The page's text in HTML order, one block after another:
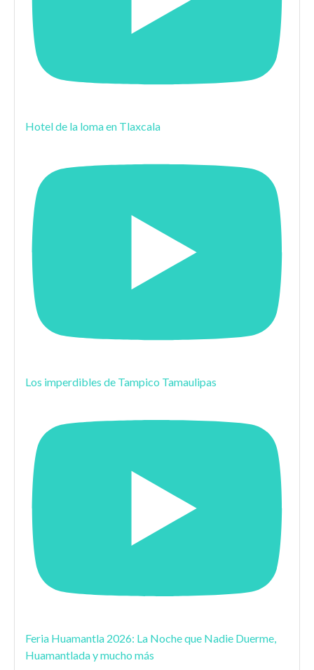
Hotel de la loma en Tlaxcala
Los imperdibles de Tampico Tamaulipas
Feria Huamantla 2026: La Noche que Nadie Duerme,
Huamantlada y mucho más